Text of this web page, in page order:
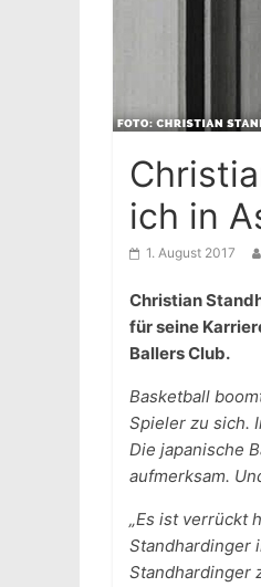
ich in
1. August 2017
Christian
für seine
Ballers Club.
Basketball
Spieler zu sich.
Die japanische
aufmerksam.
„Es ist verrückt
Standhardinger
Standhardinger